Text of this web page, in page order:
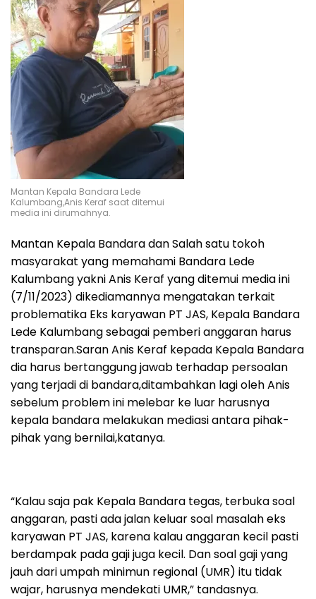
Mantan Kepala Bandara Lede
Kalumbang,Anis Keraf saat ditemui
media ini dirumahnya.
Mantan Kepala Bandara dan Salah satu tokoh
masyarakat yang memahami Bandara Lede
Kalumbang yakni Anis Keraf yang ditemui media ini
(7/11/2023) dikediamannya mengatakan terkait
problematika Eks karyawan PT JAS, Kepala Bandara
Lede Kalumbang sebagai pemberi anggaran harus
transparan.Saran Anis Keraf kepada Kepala Bandara
dia harus bertanggung jawab terhadap persoalan
yang terjadi di bandara,ditambahkan lagi oleh Anis
sebelum problem ini melebar ke luar harusnya
kepala bandara melakukan mediasi antara pihak-
pihak yang bernilai,katanya.
“Kalau saja pak Kepala Bandara tegas, terbuka soal
anggaran, pasti ada jalan keluar soal masalah eks
karyawan PT JAS, karena kalau anggaran kecil pasti
berdampak pada gaji juga kecil. Dan soal gaji yang
jauh dari umpah minimun regional (UMR) itu tidak
wajar, harusnya mendekati UMR,” tandasnya.